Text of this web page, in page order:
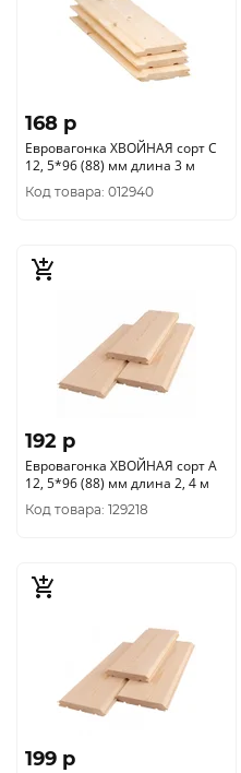
168 p
Евровагонка ХВОЙНАЯ сорт С
12, 5*96 (88) мм длина 3 м
Код товара: 012940
192 p
Евровагонка ХВОЙНАЯ сорт А
12, 5*96 (88) мм длина 2, 4 м
Код товара: 129218
199 p